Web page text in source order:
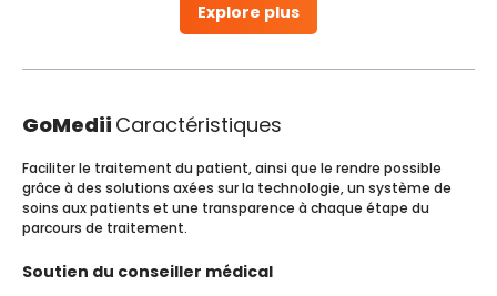
Explore plus
GoMedii Caractéristiques
Faciliter le traitement du patient, ainsi que le rendre possible
grâce à des solutions axées sur la technologie, un système de
soins aux patients et une transparence à chaque étape du
parcours de traitement.
Soutien du conseiller médical